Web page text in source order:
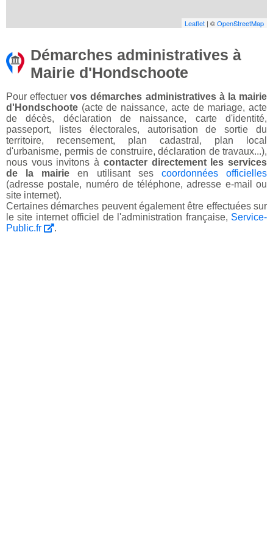
Leaflet | ©OpenStreetMap
Démarches administratives à
Mairie d'Hondschoote
Pour effectuervos démarches administratives à la mairie
d'Hondschoote (acte de naissance, acte de mariage, acte
de décès, déclaration de naissance, carte d'identité,
passeport, listes électorales, autorisation de sortie du
territoire, recensement, plan cadastral, plan local
d'urbanisme, permis de construire, déclaration de travaux...),
nous vous invitons à contacter directement les services
de la mairie en utilisant ses coordonnées officielles
(adresse postale, numéro de téléphone, adresse e-mail ou
site internet).
Certaines démarches peuvent également être effectuées sur
le site internet officiel de l'administration française, Service-
Public.fr
.